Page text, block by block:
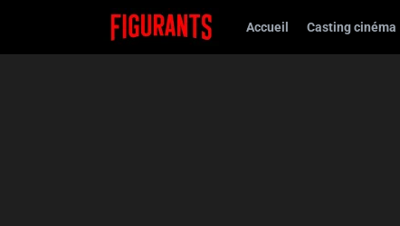
Accueil Casting cinéma